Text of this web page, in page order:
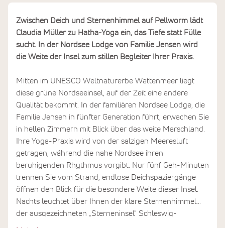
Zwischen Deich und Sternenhimmel auf Pellworm lädt
Claudia Müller zu Hatha-Yoga ein, das Tiefe statt Fülle
sucht. In der Nordsee Lodge von Familie Jensen wird
die Weite der Insel zum stillen Begleiter Ihrer Praxis.
Mitten im UNESCO Weltnaturerbe Wattenmeer liegt
diese grüne Nordseeinsel, auf der Zeit eine andere
Qualität bekommt. In der familiären Nordsee Lodge, die
Familie Jensen in fünfter Generation führt, erwachen Sie
in hellen Zimmern mit Blick über das weite Marschland.
Ihre Yoga-Praxis wird von der salzigen Meeresluft
getragen, während die nahe Nordsee ihren
beruhigenden Rhythmus vorgibt. Nur fünf Geh-Minuten
trennen Sie vom Strand, endlose Deichspaziergänge
öffnen den Blick für die besondere Weite dieser Insel.
Nachts leuchtet über Ihnen der klare Sternenhimmel
der ausgezeichneten „Sterneninsel" Schleswig-